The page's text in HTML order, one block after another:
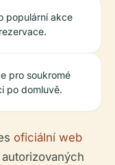
populární akce
pro soukromé
po domluvě.
oficiální web